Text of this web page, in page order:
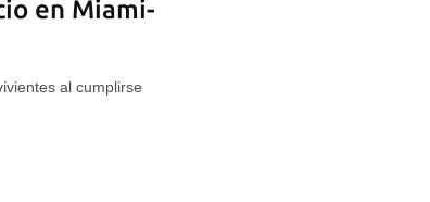
en Miami-
al cumplirse